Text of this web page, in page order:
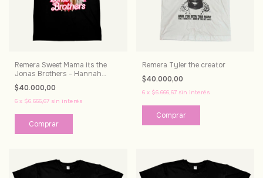
Remera Sweet Mama its the
Jonas Brothers - Hannah
Montana
$40.000,00
6 x $6.666,67 sin interés
Comprar
Remera Tyler the creator
$40.000,00
6 x $6.666,67 sin interés
Comprar